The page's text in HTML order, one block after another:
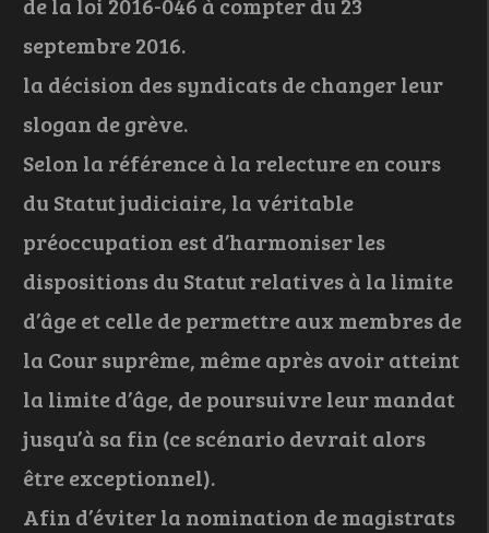
septembre 2016.
la décision des syndicats de changer leur
slogan de grève.
Selon la référence à la relecture en cours
du Statut judiciaire, la véritable
préoccupation est d’harmoniser les
dispositions du Statut relatives à la limite
d’âge et celle de permettre aux membres de
la Cour suprême, même après avoir atteint
la limite d’âge, de poursuivre leur mandat
jusqu’à sa fin (ce scénario devrait alors
être exceptionnel).
Afin d’éviter la nomination de magistrats